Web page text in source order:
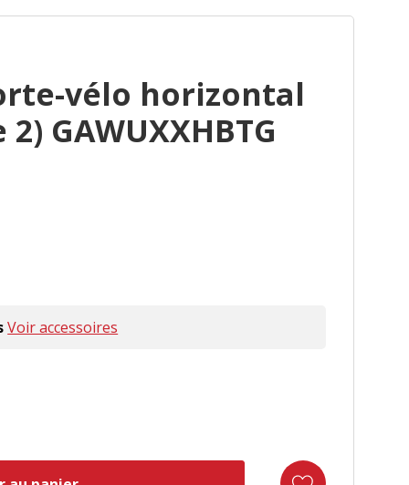
vélo horizontal
GAWUXXHBTG
Voir accessoires